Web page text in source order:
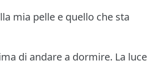
mia pelle e quello che sta
di andare a dormire. La luce